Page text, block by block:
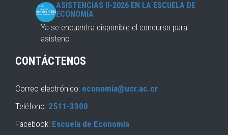
ASISTENCIAS II-2026 EN LA ESCUELA DE
ECONOMÍA
Ya se encuentra disponible el concurso para
asistenc
CONTÁCTENOS
Correo electrónico: economia@ucr.ac.cr
Teléfono: 2511-3300
Facebook: Escuela de Economía